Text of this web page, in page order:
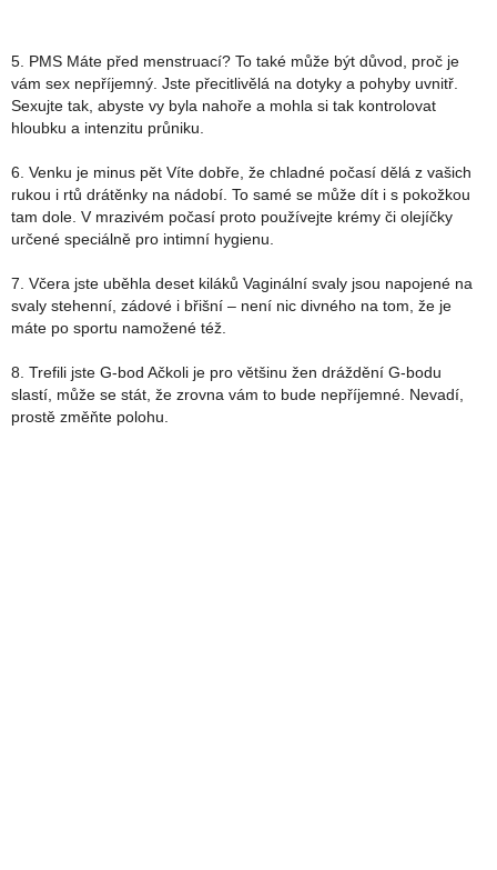
5. PMS Máte před menstruací? To také může být důvod, proč je
vám sex nepříjemný. Jste přecitlivělá na dotyky a pohyby uvnitř.
Sexujte tak, abyste vy byla nahoře a mohla si tak kontrolovat
hloubku a intenzitu průniku.
6. Venku je minus pět Víte dobře, že chladné počasí dělá z vašich
rukou i rtů drátěnky na nádobí. To samé se může dít i s pokožkou
tam dole. V mrazivém počasí proto používejte krémy či olejíčky
určené speciálně pro intimní hygienu.
7. Včera jste uběhla deset kiláků Vaginální svaly jsou napojené na
svaly stehenní, zádové i břišní – není nic divného na tom, že je
máte po sportu namožené též.
8. Trefili jste G-bod Ačkoli je pro většinu žen dráždění G-bodu
slastí, může se stát, že zrovna vám to bude nepříjemné. Nevadí,
prostě změňte polohu.